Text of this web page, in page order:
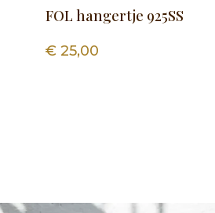
FOL hangertje 925SS
€ 25,00